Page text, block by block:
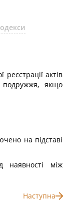
актів
подружжя, якщо
на підставі
наявності між
Наступна